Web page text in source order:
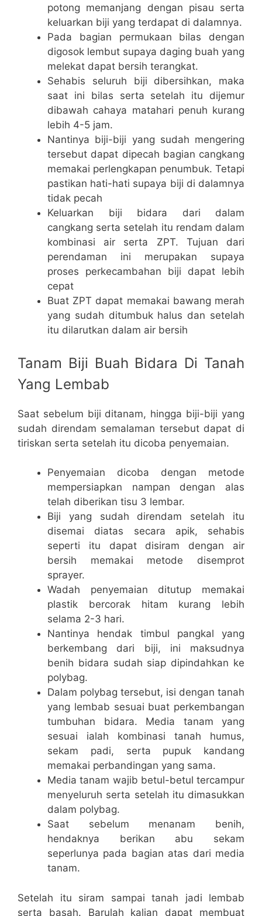
potong memanjang dengan pisau serta
keluarkan biji yang terdapat di dalamnya.
Pada bagian permukaan bilas dengan
digosok lembut supaya daging buah yang
melekat dapat bersih terangkat.
Sehabis seluruh biji dibersihkan, maka
saat ini bilas serta setelah itu dijemur
dibawah cahaya matahari penuh kurang
lebih 4-5 jam.
Nantinya biji-biji yang sudah mengering
tersebut dapat dipecah bagian cangkang
memakai perlengkapan penumbuk. Tetapi
pastikan hati-hati supaya biji di dalamnya
tidak pecah
Keluarkan biji bidara dari dalam
cangkang serta setelah itu rendam dalam
kombinasi air serta ZPT. Tujuan dari
perendaman ini merupakan supaya
proses perkecambahan biji dapat lebih
cepat
Buat ZPT dapat memakai bawang merah
yang sudah ditumbuk halus dan setelah
itu dilarutkan dalam air bersih
Tanam Biji Buah Bidara Di Tanah
Yang Lembab
Saat sebelum biji ditanam, hingga biji-biji yang
sudah direndam semalaman tersebut dapat di
tiriskan serta setelah itu dicoba penyemaian.
Penyemaian dicoba dengan metode
mempersiapkan nampan dengan alas
telah diberikan tisu 3 lembar.
Biji yang sudah direndam setelah itu
disemai diatas secara apik, sehabis
seperti itu dapat disiram dengan air
bersih memakai metode disemprot
sprayer.
Wadah penyemaian ditutup memakai
plastik bercorak hitam kurang lebih
selama 2-3 hari.
Nantinya hendak timbul pangkal yang
berkembang dari biji, ini maksudnya
benih bidara sudah siap dipindahkan ke
polybag.
Dalam polybag tersebut, isi dengan tanah
yang lembab sesuai buat perkembangan
tumbuhan bidara. Media tanam yang
sesuai ialah kombinasi tanah humus,
sekam padi, serta pupuk kandang
memakai perbandingan yang sama.
Media tanam wajib betul-betul tercampur
menyeluruh serta setelah itu dimasukkan
dalam polybag.
Saat sebelum menanam benih,
hendaknya berikan abu sekam
seperlunya pada bagian atas dari media
tanam.
Setelah itu siram sampai tanah jadi lembab
serta basah. Barulah kalian dapat membuat